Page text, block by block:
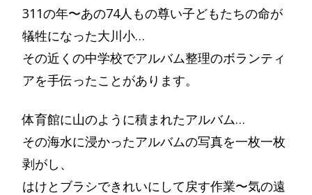
311の年〜あの74人もの尊い子どもたちの命が
犠牲になった大川小…
その近くの中学校でアルバム整理のボランティ
アを手伝ったことがあります。
体育館に山のように積まれたアルバム…
その海水に浸かったアルバムの写真を一枚一枚
剥がし、
はけとブラシできれいにして戻す作業〜気の遠